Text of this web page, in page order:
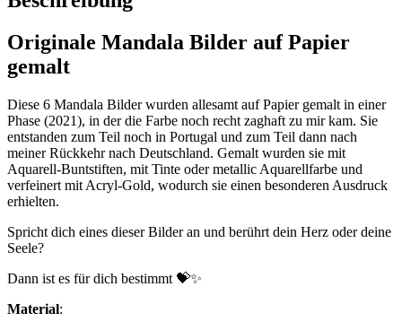
Originale Mandala Bilder auf Papier
gemalt
Diese 6 Mandala Bilder wurden allesamt auf Papier gemalt in einer
Phase (2021), in der die Farbe noch recht zaghaft zu mir kam. Sie
entstanden zum Teil noch in Portugal und zum Teil dann nach
meiner Rückkehr nach Deutschland. Gemalt wurden sie mit
Aquarell-Buntstiften, mit Tinte oder metallic Aquarellfarbe und
verfeinert mit Acryl-Gold, wodurch sie einen besonderen Ausdruck
erhielten.
Spricht dich eines dieser Bilder an und berührt dein Herz oder deine
Seele?
Dann ist es für dich bestimmt 💝✨
Material: